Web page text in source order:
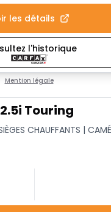
les détails
l'historique
Mention légale
Touring
CHAUFFANTS |